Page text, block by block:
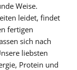
Weise.
leidet, findet
fertigen
sich nach
liebsten
Protein und